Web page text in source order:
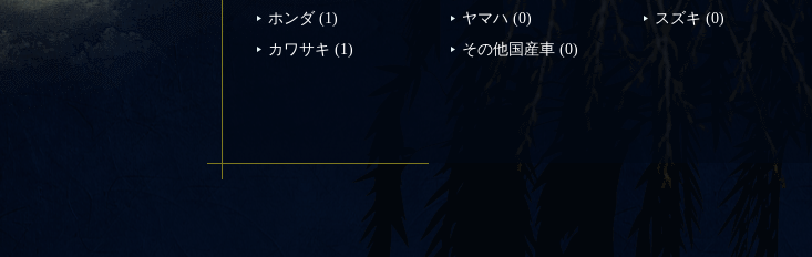
ホンダ (1) ヤマハ (0) スズキ (0)
カワサキ (1) その他国産車(0)